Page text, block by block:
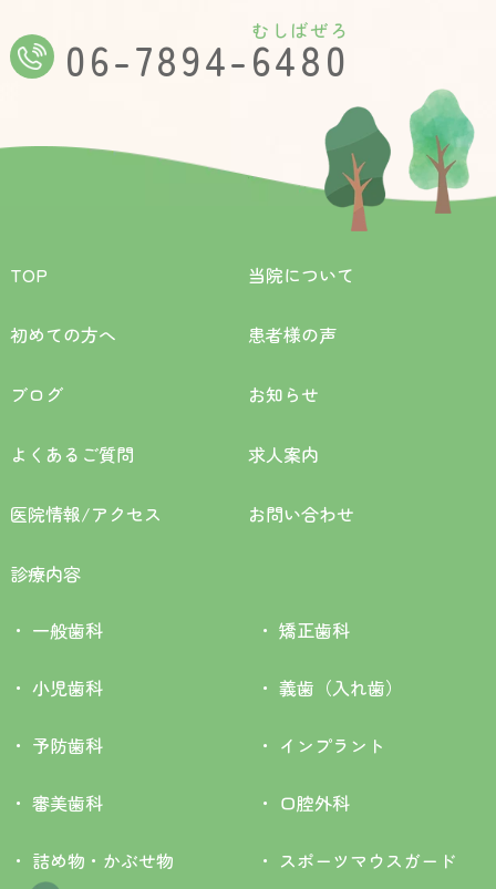
06-7894-6480
むしばぜろ
TOP 当院について
初めての方へ 患者様の声
ブログ お知らせ
よくあるご質問 求人案内
医院情報/アクセス お問い合わせ
診療内容
一般歯科
小児歯科
予防歯科
審美歯科
詰め物・かぶせ物
矯正歯科
義歯（入れ歯）
インプラント
口腔外科
スポーツマウスガード